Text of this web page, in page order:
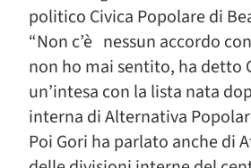
politico Civica Popolare di
“Non c’è nessun accordo
non ho mai sentito, ha detto
un’intesa con la lista nata
interna di Alternativa
Poi Gori ha parlato anche di